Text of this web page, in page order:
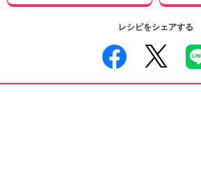
レシピをシェアする